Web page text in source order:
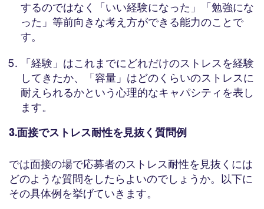
するのではなく「いい経験になった」「勉強にな
った」等前向きな考え方ができる能力のことで
す。
「経験」はこれまでにどれだけのストレスを経験
してきたか、「容量」はどのくらいのストレスに
耐えられるかという心理的なキャパシティを表し
ます。
3.面接でストレス耐性を見抜く質問例
では面接の場で応募者のストレス耐性を見抜くには
どのような質問をしたらよいのでしょうか。以下に
その具体例を挙げていきます。